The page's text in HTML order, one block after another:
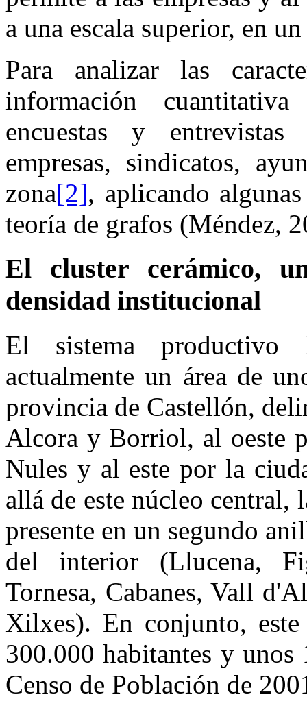
a una escala superior, en
Para analizar las
información
encuestas y entrevistas
empresas, sindicatos,
zona[2], aplicando
teoría de grafos (Méndez,
El cluster cerámico,
densidad institucional
El sistema
actualmente un área de
provincia de Castellón,
Alcora y Borriol, al oeste
Nules y al este por la
allá de este núcleo central,
presente en un segundo
del interior (Llucena,
Tornesa, Cabanes, Vall
Xilxes). En conjunto,
300.000 habitantes y
Censo de Población de